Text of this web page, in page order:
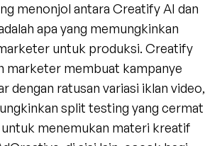
menonjol antara Creatify AI dan
apa yang memungkinkan
untuk produksi. Creatify
marketer membuat kampanye
dengan ratusan variasi iklan video,
split testing yang cermat
untuk menemukan materi kreatif